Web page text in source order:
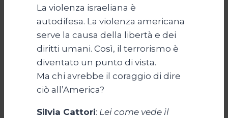
La violenza israeliana è
autodifesa. La violenza americana
serve la causa della libertà e dei
diritti umani. Così, il terrorismo è
diventato un punto di vista.
Ma chi avrebbe il coraggio di dire
ciò all’America?
Silvia Cattori: Lei come vede il